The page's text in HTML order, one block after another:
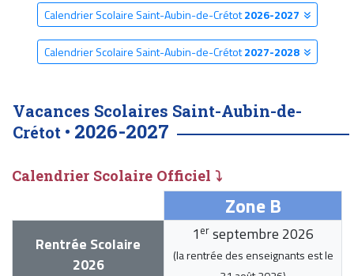
Calendrier Scolaire Saint-Aubin-de-Crétot2026-2027
Calendrier Scolaire Saint-Aubin-de-Crétot2027-2028
Vacances Scolaires Saint-Aubin-de-
Crétot • 2026-2027
Calendrier Scolaire Officiel ⤵
Zone B
Rentrée Scolaire
2026
1 er septembre 2026
(la rentrée des enseignants est le